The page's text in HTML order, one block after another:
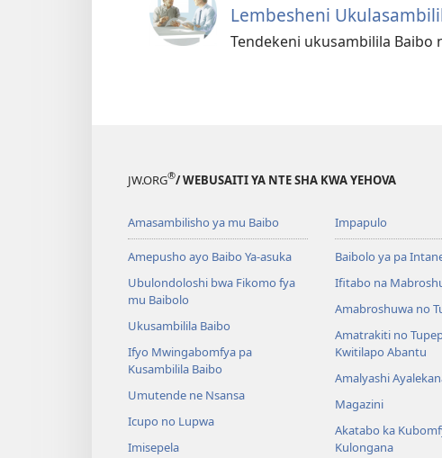
Lembesheni
Tendekeni ukusambilila Baibo
JW.ORG®/ WEBUSAITI YA NTE SHA KWA YEHOVA
Amasambilisho ya mu Baibo
Amepusho ayo Baibo Ya-asuka
Ubulondoloshi bwa Fikomo fya
mu Baibolo
Ukusambilila Baibo
Ifyo Mwingabomfya pa
Kusambilila Baibo
Umutende ne Nsansa
Icupo no Lupwa
Imisepela
Impapulo
Baibolo ya pa
Ifitabo na
Amabroshuwa no
Amatrakiti no
Kwitilapo Abantu
Amalyashi
Magazini
Akatabo ka
Kulongana